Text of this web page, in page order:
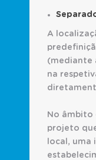
A
(mediante
na
No âmbito
projeto
local,